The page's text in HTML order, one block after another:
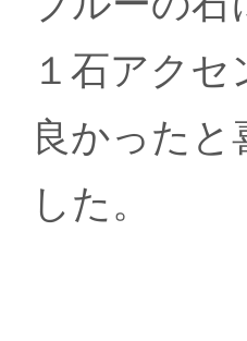
１石アク
良かった
した。